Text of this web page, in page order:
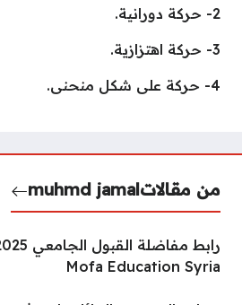
2- حركة دورانية.
3- حركة اهتزازية.
4- حركة على شكل منحنى.
من مقالاتmuhmd jamal
Mofa Education Syria